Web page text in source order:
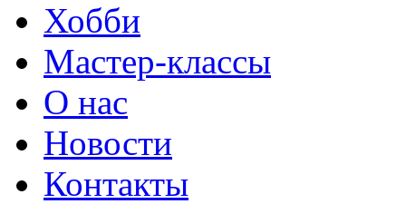
Хобби
Мастер-классы
О нас
Новости
Контакты